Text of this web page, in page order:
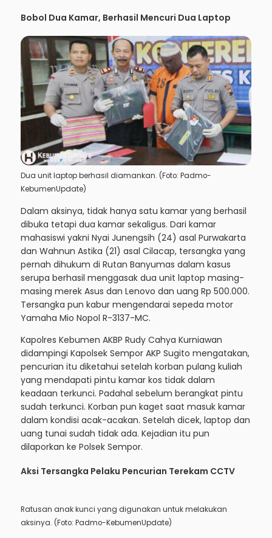
Bobol Dua Kamar, Berhasil Mencuri Dua Laptop
Dua unit laptop berhasil diamankan. (Foto: Padmo-
KebumenUpdate)
Dalam aksinya, tidak hanya satu kamar yang berhasil
dibuka tetapi dua kamar sekaligus. Dari kamar
mahasiswi yakni Nyai Junengsih (24) asal Purwakarta
dan Wahnun Astika (21) asal Cilacap, tersangka yang
pernah dihukum di Rutan Banyumas dalam kasus
serupa berhasil menggasak dua unit laptop masing-
masing merek Asus dan Lenovo dan uang Rp 500.000.
Tersangka pun kabur mengendarai sepeda motor
Yamaha Mio Nopol R-3137-MC.
Kapolres Kebumen AKBP Rudy Cahya Kurniawan
didampingi Kapolsek Sempor AKP Sugito mengatakan,
pencurian itu diketahui setelah korban pulang kuliah
yang mendapati pintu kamar kos tidak dalam
keadaan terkunci. Padahal sebelum berangkat pintu
sudah terkunci. Korban pun kaget saat masuk kamar
dalam kondisi acak-acakan. Setelah dicek, laptop dan
uang tunai sudah tidak ada. Kejadian itu pun
dilaporkan ke Polsek Sempor.
Aksi Tersangka Pelaku Pencurian Terekam CCTV
Ratusan anak kunci yang digunakan untuk melakukan
aksinya. (Foto: Padmo-KebumenUpdate)